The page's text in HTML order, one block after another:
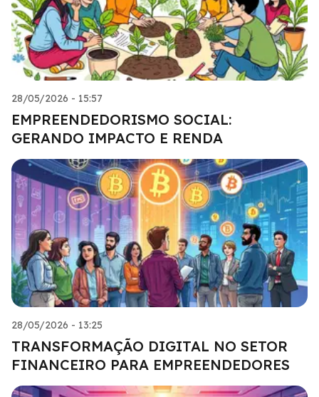
28/05/2026 - 15:57
EMPREENDEDORISMO SOCIAL:
GERANDO IMPACTO E RENDA
28/05/2026 - 13:25
TRANSFORMAÇÃO DIGITAL NO SETOR
FINANCEIRO PARA EMPREENDEDORES